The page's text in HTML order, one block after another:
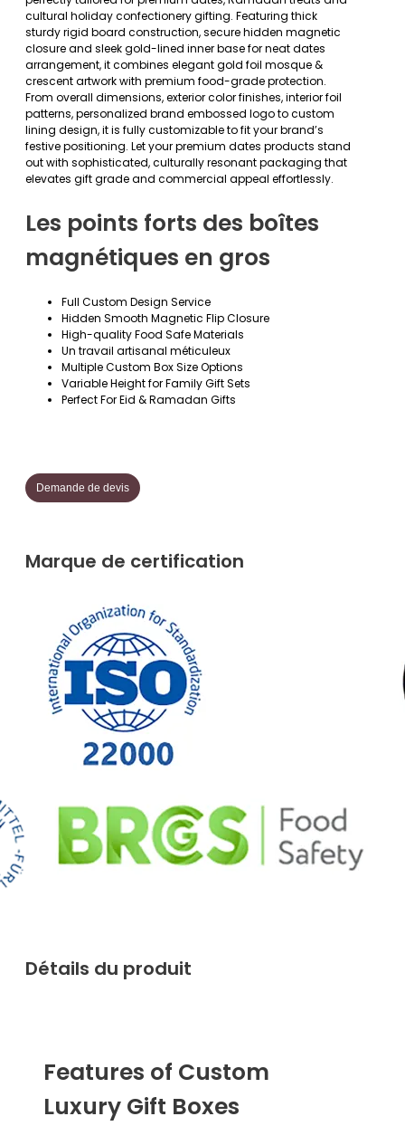
cultural holiday confectionery gifting. Featuring thick
sturdy rigid board construction, secure hidden magnetic
closure and sleek gold-lined inner base for neat dates
arrangement, it combines elegant gold foil mosque &
crescent artwork with premium food-grade protection.
From overall dimensions, exterior color finishes, interior foil
patterns, personalized brand embossed logo to custom
lining design, it is fully customizable to fit your brand’s
festive positioning. Let your premium dates products stand
out with sophisticated, culturally resonant packaging that
elevates gift grade and commercial appeal effortlessly.
Les points forts des boîtes
magnétiques en gros
Full Custom Design Service
Hidden Smooth Magnetic Flip Closure
High-quality Food Safe Materials
Un travail artisanal méticuleux
Multiple Custom Box Size Options
Variable Height for Family Gift Sets
Perfect For Eid & Ramadan Gifts
Demande de devis
Marque de certification
Détails du produit
Features of Custom
Luxury Gift Boxes